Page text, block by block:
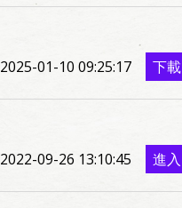
2025-01-10 09:25:17 下載
2022-09-26 13:10:45 進入